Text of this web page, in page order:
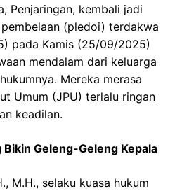
Penjaringan, kembali jadi
(pledoi) terdakwa
pada Kamis (25/09/2025)
mendalam dari keluarga
Mereka merasa
Umum (JPU) terlalu ringan
keadilan.
Geleng-Geleng Kepala
M.H., selaku kuasa hukum